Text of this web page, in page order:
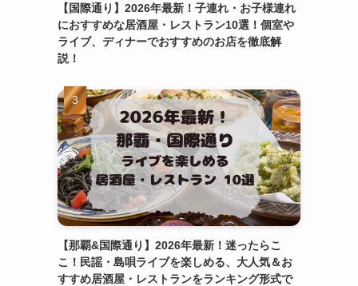
【国際通り】2026年最新！子連れ・お子様連れ
におすすめな居酒屋・レストラン10選！個室や
ライブ、ディナーでおすすめのお店を徹底解
説！
【那覇&国際通り】2026年最新！迷ったらこ
こ！民謡・島唄ライブを楽しめる、大人気＆お
すすめ居酒屋・レストランをランキング形式で